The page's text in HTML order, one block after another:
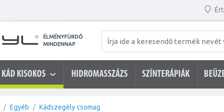
ÉLMÉNYFÜRDŐ
MINDENNAP
KÁD KISOKOS HIDROMASSZÁZS SZÍNTERÁPIÁK
Egyéb Kádszegély csomag